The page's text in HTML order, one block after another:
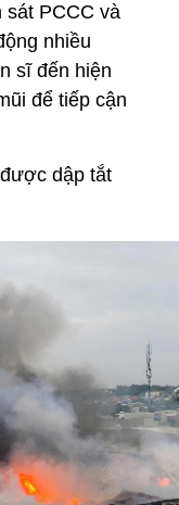
sát PCCC và
nhiều
sĩ đến hiện
để tiếp cận
dập tắt